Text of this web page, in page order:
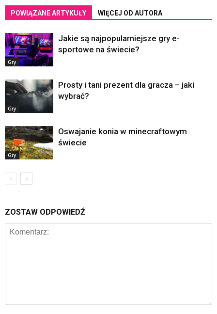
POWIĄZANE ARTYKUŁY WIĘCEJ OD AUTORA
Gry
Jakie są najpopularniejsze gry e-
sportowe na świecie?
Gry
Prosty i tani prezent dla gracza – jaki
wybrać?
Gry
Oswajanie konia w minecraftowym
świecie
ZOSTAW ODPOWIEDŹ